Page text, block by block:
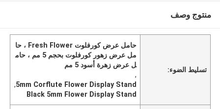
منتوج وصف
تسليط الضوء:
حامل عرض كورفلوت Fresh Flower ، حا
مل عرض زهور كورفلوت بحجم 5 مم ، حام
ل عرض زهرة أسود 5 مم
,
5mm Corflute Flower Display Stand
,
Black 5mm Flower Display Stand